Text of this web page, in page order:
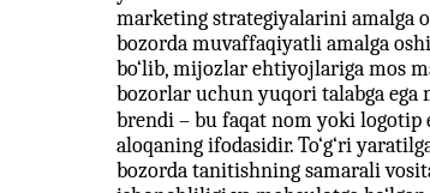
marketing strategiyalarini amalga
bozorda muvaffaqiyatli amalga
bo‘lib, mijozlar ehtiyojlariga mos
bozorlar uchun yuqori talabga
brendi – bu faqat nom yoki logotip
aloqaning ifodasidir. To‘g‘ri
bozorda tanitishning samarali